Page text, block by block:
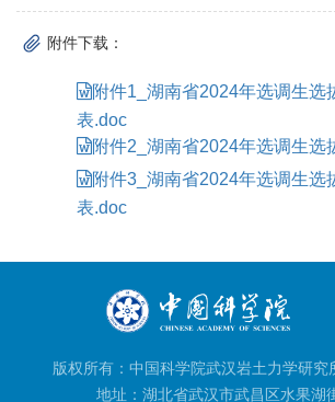
附件下载：
附件1_湖南省2024年选调生选
表.doc
附件2_湖南省2024年选调生选
附件3_湖南省2024年选调生选
表.doc
版权所有：中国科学院武汉岩土力学研
地址：湖北省武汉市武昌区水果湖